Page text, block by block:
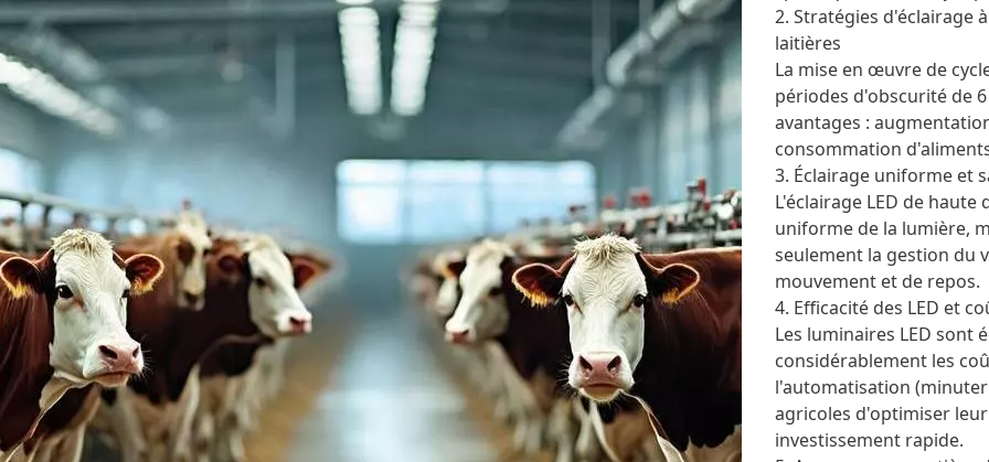
2. Stratégies d'éclairage
laitières
La mise en œuvre de
périodes d'obscurité de
avantages :
consommation
3. Éclairage uniforme et
L'éclairage LED de
uniforme de la lumière,
seulement la gestion du
mouvement et de repos.
4. Efficacité des LED et
Les luminaires LED sont
considérablement les
l'automatisation
agricoles d'optimiser
investissement rapide.